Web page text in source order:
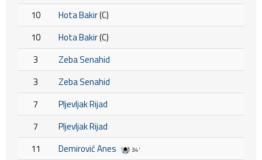
10
Hota Bakir(C)
10
Hota Bakir(C)
3
Zeba Senahid
3
Zeba Senahid
7
Pljevljak Rijad
7
Pljevljak Rijad
11
Demirović Anes 34'